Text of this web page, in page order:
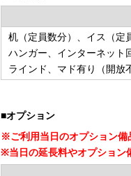
机（定員数分）、イス（定
ハンガー、インターネッ
ラインド、マド有り（開放
■オプション
※ご利用当日のオプション備
※当日の延長料やオプション